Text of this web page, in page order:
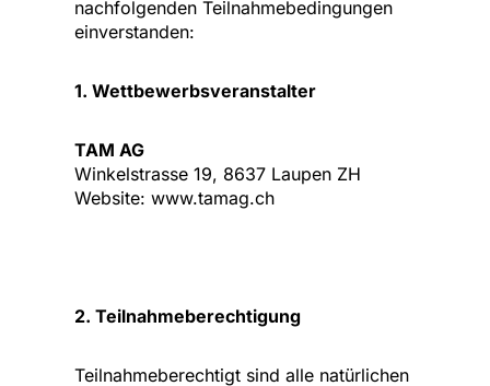
nachfolgenden Teilnahmebedingungen
einverstanden:
1. Wettbewerbsveranstalter
TAM AG
Winkelstrasse 19, 8637 Laupen ZH
Website: www.tamag.ch
2. Teilnahmeberechtigung
Teilnahmeberechtigt sind alle natürlichen